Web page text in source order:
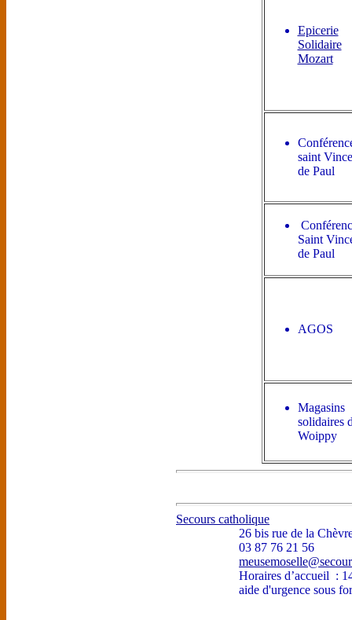
Epicerie
Solidaire
Mozart
saint
de Paul
Saint
de Paul
AGOS
Magasins
solidaires
Woippy
Secours catholique
26 bis rue de la
03 87 76 21 56
Horaires d’accueil :
aide d'urgence sous